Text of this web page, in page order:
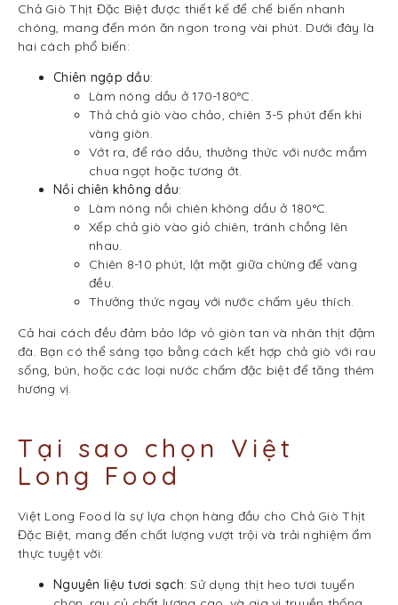
Chả Giò Thịt Đặc Biệt được thiết kế để chế biến nhanh
chóng, mang đến món ăn ngon trong vài phút. Dưới đây là
hai cách phổ biến:
Chiên ngập dầu:
Làm nóng dầu ở 170-180°C.
Thả chả giò vào chảo, chiên 3-5 phút đến khi
vàng giòn.
Vớt ra, để ráo dầu, thưởng thức với nước mắm
chua ngọt hoặc tương ớt.
Nồi chiên không dầu:
Làm nóng nồi chiên không dầu ở 180°C.
Xếp chả giò vào giỏ chiên, tránh chồng lên
nhau.
Chiên 8-10 phút, lật mặt giữa chừng để vàng
đều.
Thưởng thức ngay với nước chấm yêu thích.
Cả hai cách đều đảm bảo lớp vỏ giòn tan và nhân thịt đậm
đà. Bạn có thể sáng tạo bằng cách kết hợp chả giò với rau
sống, bún, hoặc các loại nước chấm đặc biệt để tăng thêm
hương vị.
Tại sao chọn Việt
Long Food
Việt Long Food là sự lựa chọn hàng đầu cho Chả Giò Thịt
Đặc Biệt, mang đến chất lượng vượt trội và trải nghiệm ẩm
thực tuyệt vời:
Nguyên liệu tươi sạch: Sử dụng thịt heo tươi tuyển